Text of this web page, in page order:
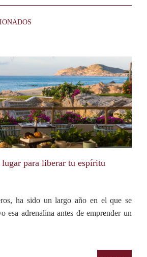
para liberar tu espíritu
ha sido un largo año en el que se
esa adrenalina antes de emprender un